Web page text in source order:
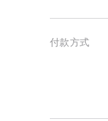
理。
付款方式